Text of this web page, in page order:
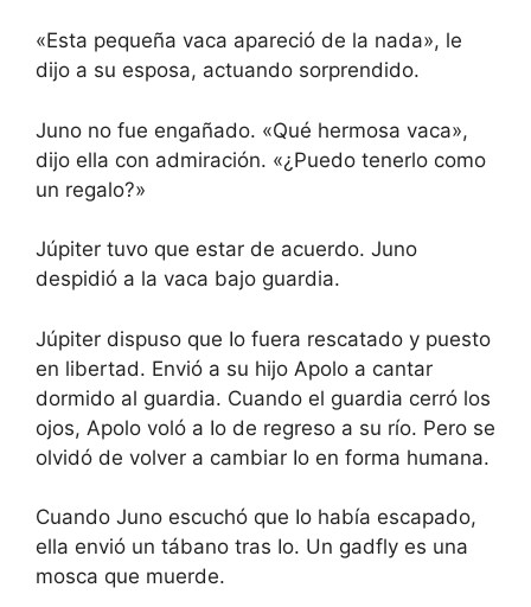
«Esta pequeña vaca apareció de la nada», le
dijo a su esposa, actuando sorprendido.
Juno no fue engañado. «Qué hermosa vaca»,
dijo ella con admiración. «¿Puedo tenerlo como
un regalo?»
Júpiter tuvo que estar de acuerdo. Juno
despidió a la vaca bajo guardia.
Júpiter dispuso que Io fuera rescatado y puesto
en libertad. Envió a su hijo Apolo a cantar
dormido al guardia. Cuando el guardia cerró los
ojos, Apolo voló a Io de regreso a su río. Pero se
olvidó de volver a cambiar Io en forma humana.
Cuando Juno escuchó que Io había escapado,
ella envió un tábano tras Io. Un gadfly es una
mosca que muerde.